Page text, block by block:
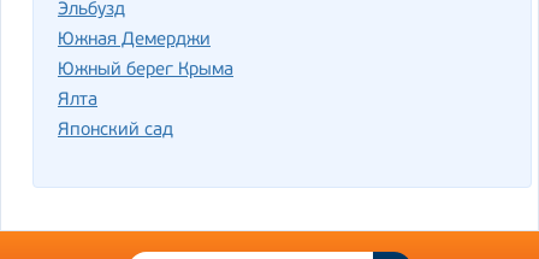
Эльбузд
Южная Демерджи
Южный берег Крыма
Ялта
Японский сад